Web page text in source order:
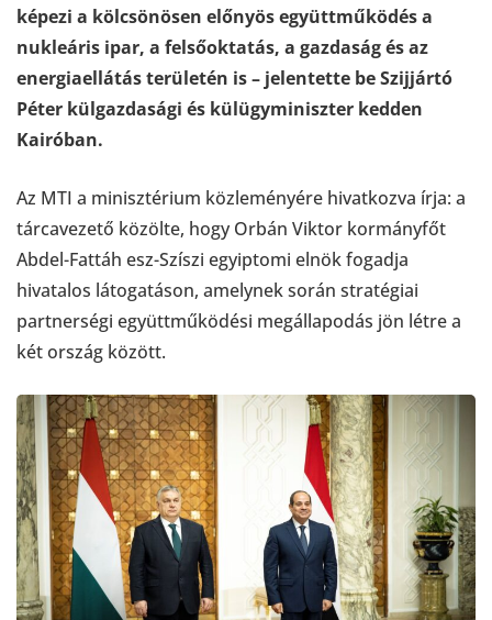
képezi a kölcsönösen előnyös együttműködés a
nukleáris ipar, a felsőoktatás, a gazdaság és az
energiaellátás területén is – jelentette be Szijjártó
Péter külgazdasági és külügyminiszter kedden
Kairóban.
Az MTI a minisztérium közleményére hivatkozva írja: a
tárcavezető közölte, hogy Orbán Viktor kormányfőt
Abdel-Fattáh esz-Szíszi egyiptomi elnök fogadja
hivatalos látogatáson, amelynek során stratégiai
partnerségi együttműködési megállapodás jön létre a
két ország között.